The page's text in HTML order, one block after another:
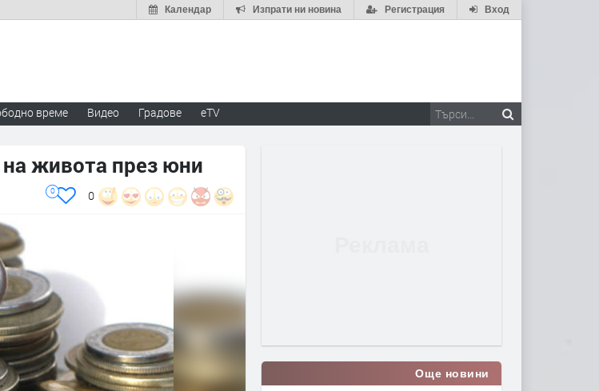
Вход
Регистрация
Изпрати ни новина
Календар
време Видео Градове eTV
живота през юни
0
0
Още новини